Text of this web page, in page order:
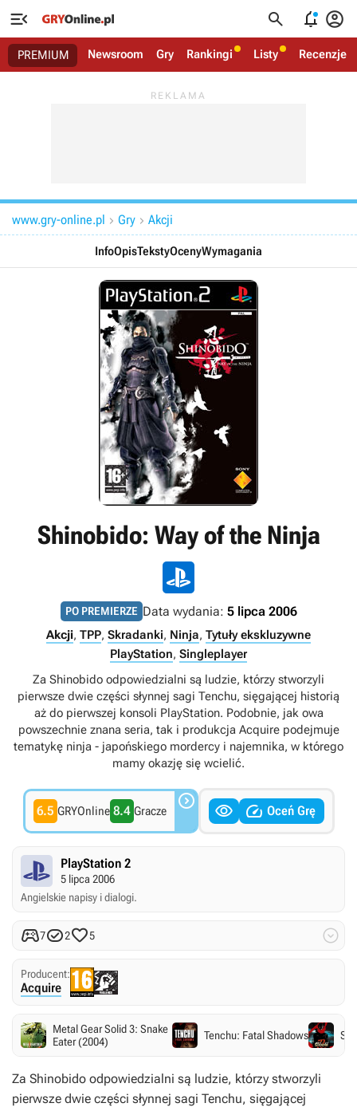
   
PREMIUM Newsroom Gry Rankingi Listy Recenzje
www.gry-online.pl  Gry  Akcji
InfoOpisTekstyOcenyWymagania
Shinobido: Way of the Ninja
PO PREMIERZE Data wydania: 5 lipca 2006
Akcji, TPP, Skradanki, Ninja, Tytuły ekskluzywne
PlayStation, Singleplayer
Za Shinobido odpowiedzialni są ludzie, którzy stworzyli
pierwsze dwie części słynnej sagi Tenchu, sięgającej historią
aż do pierwszej konsoli PlayStation. Podobnie, jak owa
powszechnie znana seria, tak i produkcja Acquire podejmuje
tematykę ninja - japońskiego mordercy i najemnika, w którego
mamy okazję się wcielić.
6.5 GRYOnline 8.4 Gracze    Oceń Grę
PlayStation 2
5 lipca 2006
Angielskie napisy i dialogi.
725 
Producent:
Acquire
Metal Gear Solid 3: Snake
Eater (2004)
Tenchu: Fatal Shadows
Za Shinobido odpowiedzialni są ludzie, którzy stworzyli
pierwsze dwie części słynnej sagi Tenchu, sięgającej